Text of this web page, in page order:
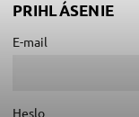
PRIHLÁSENIE
E-mail
Heslo